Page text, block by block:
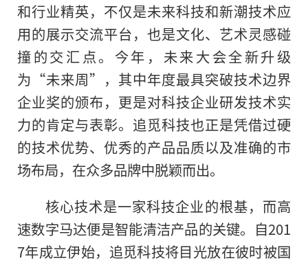
和行业精英，不仅是未来科技和新潮技术应
用的展示交流平台，也是文化、艺术灵感碰
撞的交汇点。今年，未来大会全新升级
为“未来周”，其中年度最具突破技术边界
企业奖的颁布，更是对科技企业研发技术实
力的肯定与表彰。追觅科技也正是凭借过硬
的技术优势、优秀的产品品质以及准确的市
场布局，在众多品牌中脱颖而出。
核心技术是一家科技企业的根基，而高
速数字马达便是智能清洁产品的关键。自201
7年成立伊始，追觅科技将目光放在彼时被国